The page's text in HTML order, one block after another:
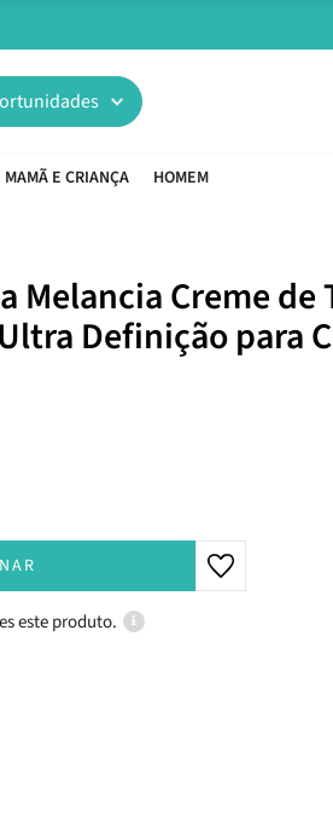
MAMÃ E CRIANÇA HOMEM
Melancia Creme
Definição para
este produto.